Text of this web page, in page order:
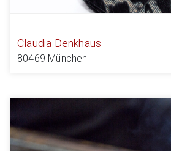
Claudia Denkhaus
80469 München